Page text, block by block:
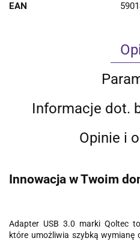
EAN
Informacje dot.
Opinie i
Innowacja w Twoim
Adapter USB 3.0 marki Qoltec
które umożliwia szybką wymianę